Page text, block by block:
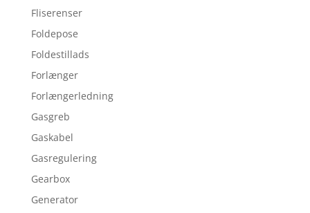
Fliserenser
Foldepose
Foldestillads
Forlænger
Forlængerledning
Gasgreb
Gaskabel
Gasregulering
Gearbox
Generator